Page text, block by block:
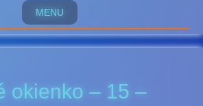
MENU
okienko – 15 –